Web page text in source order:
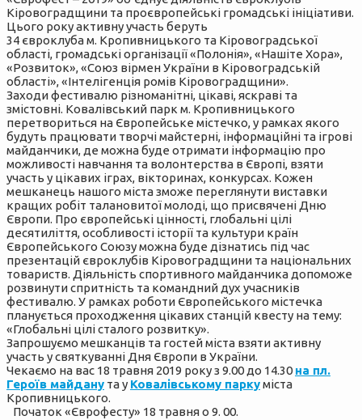
Кіровоградщини та проєвропейські громадські ініціативи.
Цього року активну участь беруть
34 євроклуба м. Кропивницького та Кіровоградської
області, громадські організації «Полонія», «Нашіте Хора»,
«Розвиток», «Союз вірмен України в Кіровоградській
області», «Інтелігенція ромів Кіровоградщини».
Заходи фестивалю різноманітні, цікаві, яскраві та
змістовні. Ковалівський парк м. Кропивницького
перетвориться на Європейське містечко, у рамках якого
будуть працювати творчі майстерні, інформаційні та ігрові
майданчики, де можна буде отримати інформацію про
можливості навчання та волонтерства в Європі, взяти
участь у цікавих іграх, вікторинах, конкурсах. Кожен
мешканець нашого міста зможе переглянути виставки
кращих робіт талановитої молоді, що присвячені Дню
Європи. Про європейські цінності, глобальні цілі
десятиліття, особливості історії та культури країн
Європейського Союзу можна буде дізнатись під час
презентацій євроклубів Кіровоградщини та національних
товариств. Діяльність спортивного майданчика допоможе
розвинути спритність та командний дух учасників
фестивалю. У рамках роботи Європейського містечка
планується проходження цікавих станцій квесту на тему:
«Глобальні цілі сталого розвитку».
Запрошуємо мешканців та гостей міста взяти активну
участь у святкуванні Дня Європи в України.
Чекаємо на вас 18 травня 2019 року з 9.00 до 14.30 на пл.
Героїв майдану та у Ковалівському паркуміста
Кропивницького.
Початок «Єврофесту» 18 травня о 9. 00.